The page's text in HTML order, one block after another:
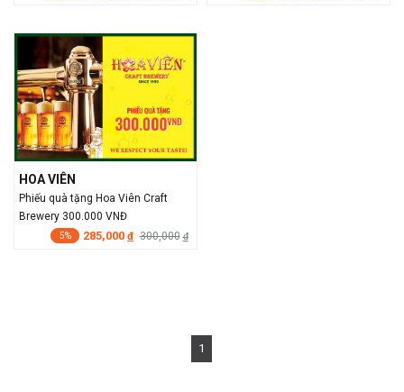
HOA VIÊN
Phiếu quà tặng Hoa Viên Craft
Brewery 300.000 VNĐ
5% 285,000 đ 300,000 đ
1